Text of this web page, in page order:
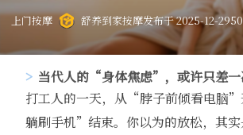
上门按摩 舒养到家按摩发布于 2025-12-29
当代人的“身体焦虑”，或许只差一
打工人的一天，从“脖子前倾看电脑
躺刷手机”结束。你以为的放松，其